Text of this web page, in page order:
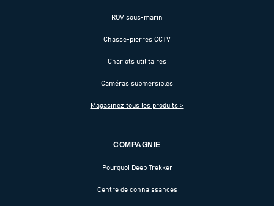
ROV sous-marin
Chasse-pierres CCTV
Chariots utilitaires
Caméras submersibles
Magasinez tous les produits >
COMPAGNIE
Pourquoi Deep Trekker
Centre de connaissances